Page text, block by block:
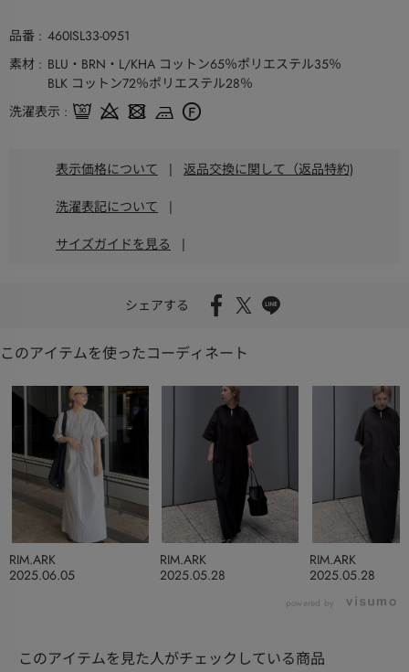
品番
460ISL33-0951
素材
BLU・BRN・L/KHA コットン65％ポリエステル35％
BLK コットン72％ポリエステル28％
洗濯表示
表示価格について | 返品交換に関して（返品特約)
洗濯表記について |
サイズガイドを見る |
シェアする
このアイテムを使ったコーディネート
2025.06.05
RIM.ARK
2025.05.28
RIM.ARK
2025.05.28
RIM.ARK
powered by
このアイテムを見た人がチェックしている商品